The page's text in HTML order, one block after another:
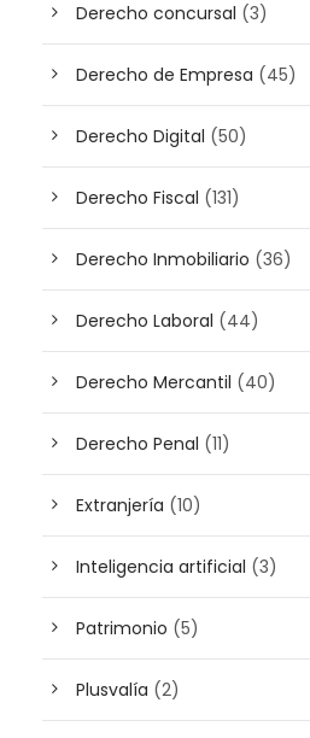
Derecho concursal (3)
Derecho de Empresa (45)
Derecho Digital (50)
Derecho Fiscal (131)
Derecho Inmobiliario (36)
Derecho Laboral (44)
Derecho Mercantil (40)
Derecho Penal (11)
Extranjería (10)
Inteligencia artificial (3)
Patrimonio (5)
Plusvalía (2)